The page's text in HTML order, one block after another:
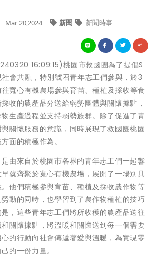
Mar 20,2024 新聞 新聞時事
16:09:15)桃園市救國團為了提倡S
會共融，特別號召青年志工們參與，於3
寬心有機農場參與育苗、種植及採收等食
收的農產品分送給弱勢團體與關懷據點，
生產過程並支持弱勢族群。除了促進了青
關懷服務的意識，同時展現了救國團桃園
面的積極作為。
由來自於桃園市各界的青年志工們一起響
就齊聚於寬心有機農場，展開了一場別具
他們積極參與育苗、種植及採收農作物等
動的同時，也學習到了農作物種植的技巧
，這些青年志工們將所收穫的農產品送往
關懷據點，將溫暖和關懷送到每一個需要
的行動向社會傳遞著愛與溫暖，為實現零
的一份力量。